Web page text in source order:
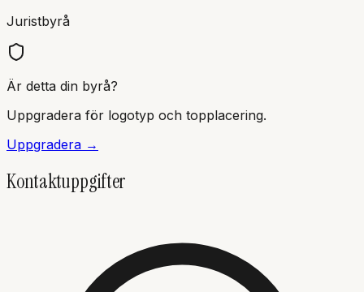
Juristbyrå
Är detta din byrå?
Uppgradera för logotyp och topplacering.
Uppgradera →
Kontaktuppgifter